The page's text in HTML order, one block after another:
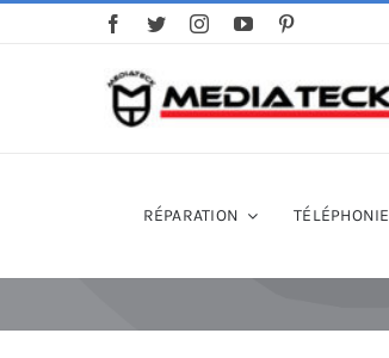
RÉPARATION TÉLÉPHONIE